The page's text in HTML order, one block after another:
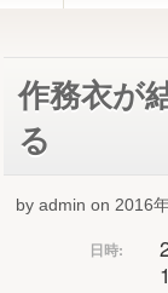
作務衣が
る
by admin on 2016
日時: